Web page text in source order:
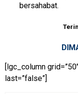
bersahabat.
[lgc_column
last=”false”]